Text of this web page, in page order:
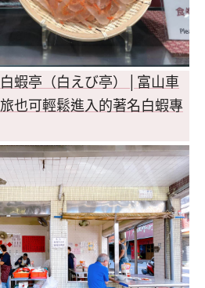
蝦亭（白えび亭）│富山車
也可輕鬆進入的著名白蝦專